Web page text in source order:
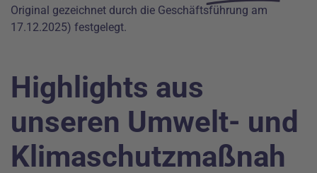
Original gezeichnet durch die Geschäftsführung am
17.12.2025) festgelegt.
Highlights aus
unseren Umwelt- und
Klimaschutzmaßnah